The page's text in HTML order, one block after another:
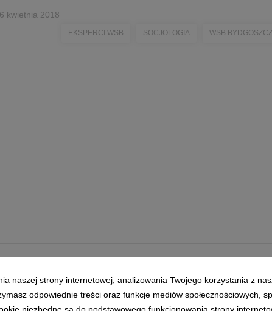
6 kwietnia 2018
EKSPERCI WSB SOCJOLOGIA WSB BYDGOSZCZ
naszej strony internetowej, analizowania Twojego korzystania z
odpowiednie treści oraz funkcje mediów